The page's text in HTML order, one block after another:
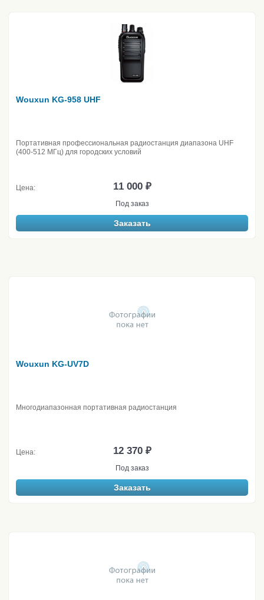
Wouxun KG-958 UHF
Портативная профессиональная радиостанция диапазона UHF
(400-512 МГц) для городских условий
Цена: 11 000 ₽
Под заказ
Заказать
Wouxun KG-UV7D
Многодиапазонная портативная радиостанция
Цена: 12 370 ₽
Под заказ
Заказать